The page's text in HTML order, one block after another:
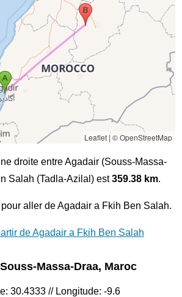
Leaflet| © OpenStreetMap
droite entre Agadair (Souss-Massa-
Salah (Tadla-Azilal) est359.38 km.
aller de Agadair a Fkih Ben Salah.
de Agadair a Fkih Ben Salah
Massa-Draa, Maroc
30.4333 // Longitude: -9.6